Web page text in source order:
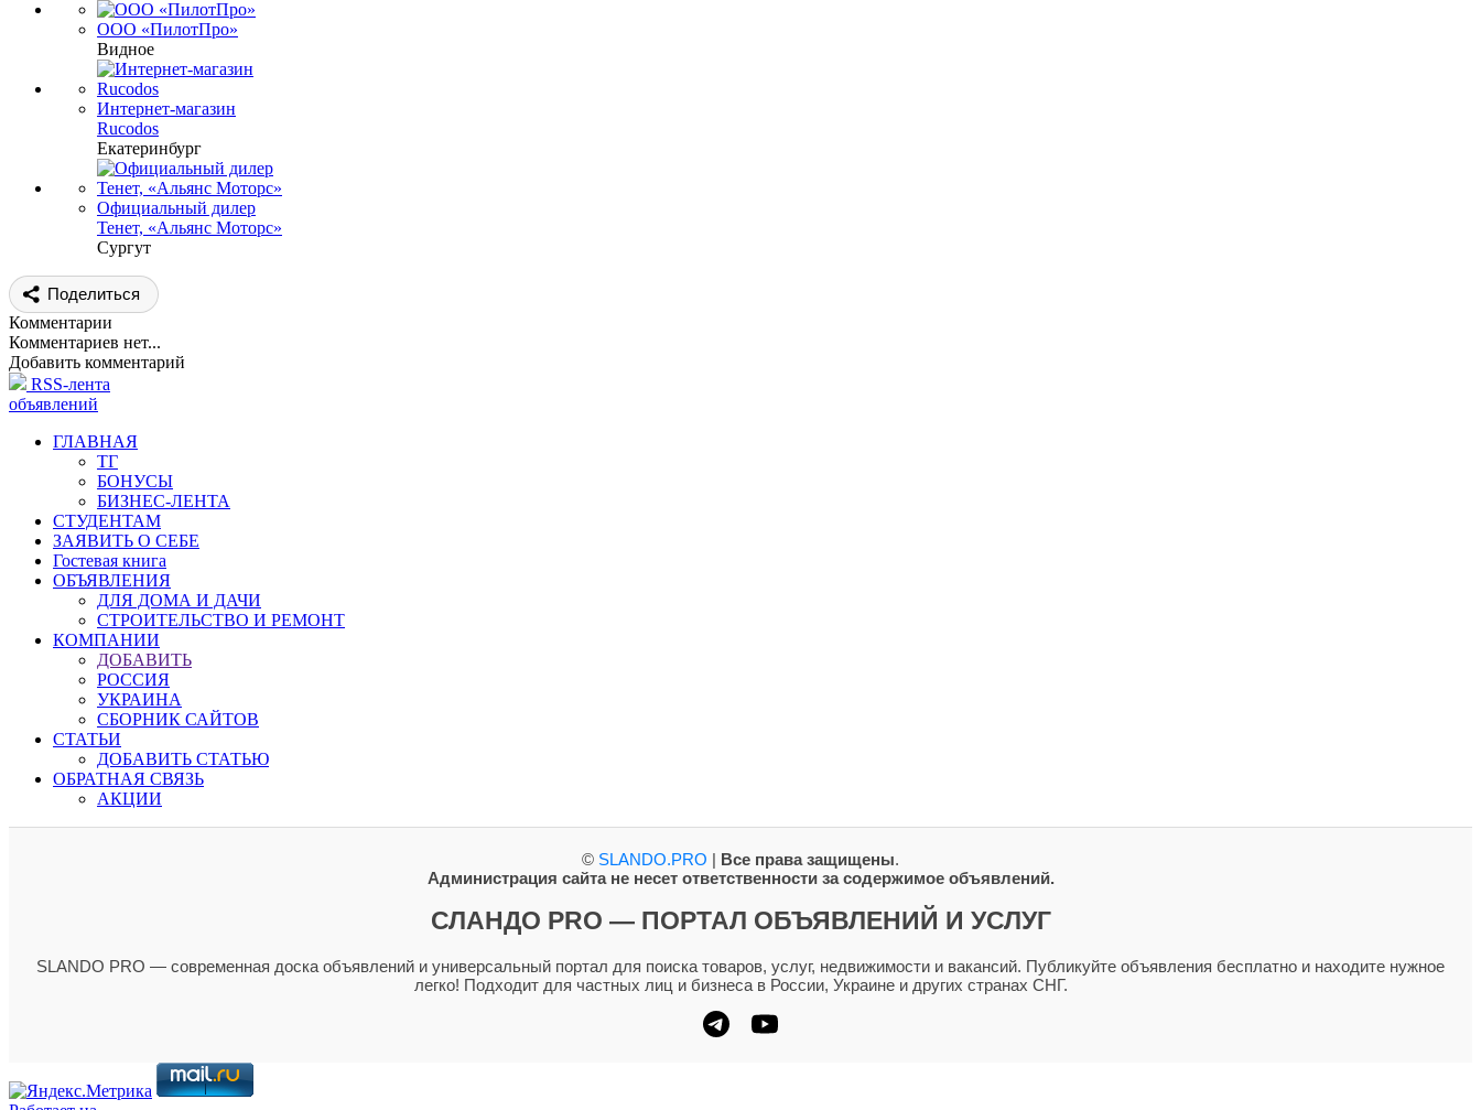
ООО «ПилотПро»
Видное
Интернет-магазин
Rucodos
Екатеринбург
Официальный дилер
Тенет, «Альянс Моторс»
Сургут
Поделиться
Комментарии
Комментариев нет...
Добавить комментарий
RSS-лента
объявлений
ГЛАВНАЯ
ТГ
БОНУСЫ
БИЗНЕС-ЛЕНТА
СТУДЕНТАМ
ЗАЯВИТЬ О СЕБЕ
Гостевая книга
ОБЪЯВЛЕНИЯ
ДЛЯ ДОМА И ДАЧИ
СТРОИТЕЛЬСТВО И РЕМОНТ
КОМПАНИИ
ДОБАВИТЬ
РОССИЯ
УКРАИНА
СБОРНИК САЙТОВ
СТАТЬИ
ДОБАВИТЬ СТАТЬЮ
ОБРАТНАЯ СВЯЗЬ
АКЦИИ
© SLANDO.PRO | Все права защищены.
Администрация сайта не несет ответственности за содержимое объявлений.
СЛАНДО PRO — ПОРТАЛ ОБЪЯВЛЕНИЙ И УСЛУГ
SLANDO PRO — современная доска объявлений и универсальный портал для поиска товаров, услуг, недвижимости и вакансий. Публикуйте объявления бесплатно и находите нужное
легко! Подходит для частных лиц и бизнеса в России, Украине и других странах СНГ.